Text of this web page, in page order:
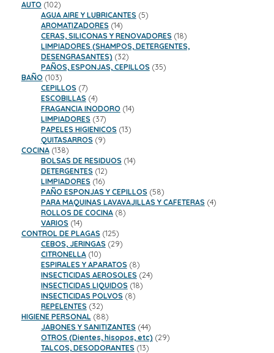
AUTO 102102
productos
AGUA AIRE Y LUBRICANTES 55
AROMATIZADORES 1414
productos
CERAS, SILICONAS Y RENOVADORES 1818
productos
LIMPIADORES (SHAMPOS, DETERGENTES,
DESENGRASANTES) 3232
productos
PAÑOS, ESPONJAS, CEPILLOS 3535
BAÑO 103103
productos
CEPILLOS 77
productos
ESCOBILLAS 44
productos
FRAGANCIA INODORO 1414
LIMPIADORES 3737
productos
PAPELES HIGIENICOS 1313
QUITASARROS 99
COCINA 138138
productos
BOLSAS DE RESIDUOS 1414
DETERGENTES 1212
productos
LIMPIADORES 1616
productos
PAÑO ESPONJAS Y CEPILLOS 5858
productos
PARA MAQUINAS LAVAVAJILLAS Y CAFETERAS 44
ROLLOS DE COCINA 88
VARIOS 1414
productos
CONTROL DE PLAGAS 125125
productos
CEBOS, JERINGAS 2929
CITRONELLA 1010
productos
ESPIRALES Y APARATOS 88
productos
INSECTICIDAS AEROSOLES 2424
INSECTICIDAS LIQUIDOS 1818
INSECTICIDAS POLVOS 88
REPELENTES 3232
productos
HIGIENE PERSONAL 8888
productos
JABONES Y SANITIZANTES 4444
productos
OTROS (Dientes, hisopos, etc) 2929
TALCOS, DESODORANTES 1313